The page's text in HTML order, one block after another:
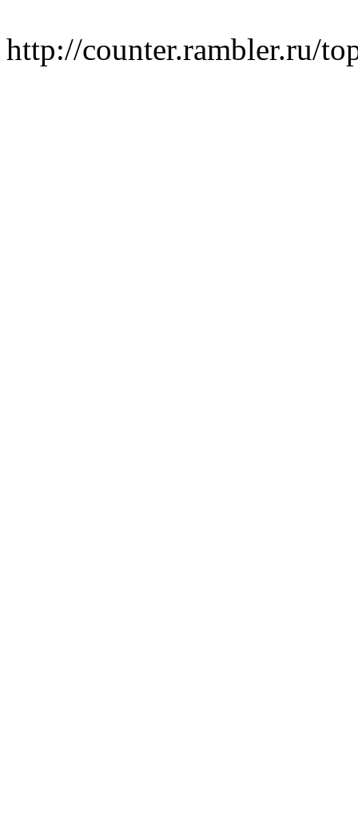
http://counter.rambler.ru/